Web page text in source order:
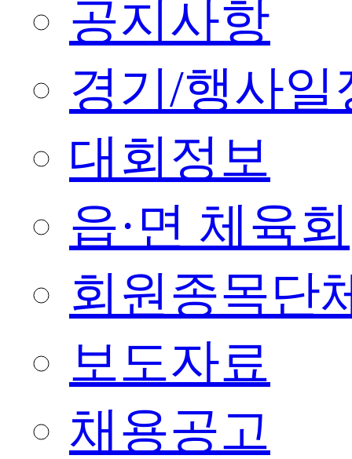
공지사항
경기/행사일
대회정보
읍·면 체육회
회원종목단
보도자료
채용공고